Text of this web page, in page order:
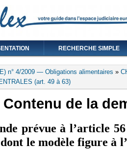
RECHERCHE SIMPLE
n° 4/2009 — Obligations alimentaires »
(art. 49 à 63)
de la
prévue à l’article
le modèle figure à